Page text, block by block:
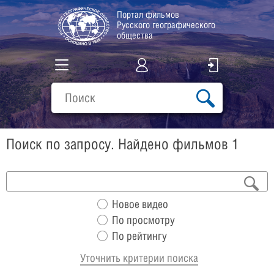
Портал фильмов
Русского географического
общества
Все фильмы
Подборки
О проекте
Поиск по запросу. Найдено фильмов 1
Новое видео
По просмотру
По рейтингу
Уточнить критерии поиска